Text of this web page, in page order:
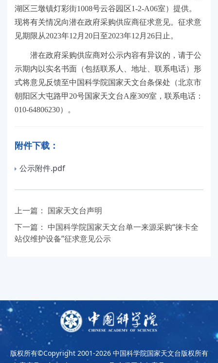
湖区三墩镇灯彩街1008号云谷园区1-2-A06室）提供。
现将有关情况向潜在政府采购供应商征求意见。征求意
见期限从2023年12月20日至2023年12月26日止。
潜在政府采购供应商对公示内容有异议的，请于公
示期内以实名书面（包括联系人、地址、联系电话）形
式将意见反馈至中国科学院国家天文台条保处（北京市
朝阳区大屯路甲20号国家天文台A座309室，联系电话：
010-64806230）。
附件下载：
公示附件.pdf
上一篇： 国家天文台声明
下一篇： 中国科学院国家天文台单一来源采购“徕卡全
站仪维护设备”征求意见公示
版权所有©Copyright 2001-2026 中国科学院国家天文台版权所有